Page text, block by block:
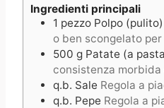
e
s
Ingredienti principali
1 pezzo Polpo (pulito)
o ben scongelato
500 g Patate (a
consistenza morbida
q.b. Sale Regola a
q.b. Pepe Regola a